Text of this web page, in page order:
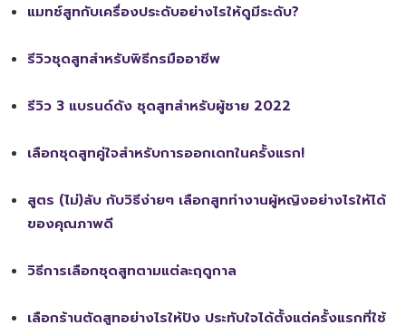
แมทช์สูทกับเครื่องประดับอย่างไรให้ดูมีระดับ?
รีวิวชุดสูทสำหรับพิธีกรมืออาชีพ
รีวิว 3 แบรนด์ดัง ชุดสูทสำหรับผู้ชาย 2022
เลือกชุดสูทคู่ใจสำหรับการออกเดทในครั้งแรก!
สูตร (ไม่)ลับ กับวิธีง่ายๆ เลือกสูททำงานผู้หญิงอย่างไรให้ได้
ของคุณภาพดี
วิธีการเลือกชุดสูทตามแต่ละฤดูกาล
เลือกร้านตัดสูทอย่างไรให้ปัง ประทับใจได้ตั้งแต่ครั้งแรกที่ใช้